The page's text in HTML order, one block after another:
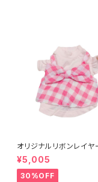
オリジナルリボンレイヤ
ピXXS-L 8201001901
¥5,005
30%OFF